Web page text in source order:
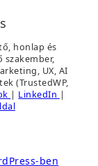
honlap és
szakember,
UX, AI
(TrustedWP,
| LinkedIn |
ben